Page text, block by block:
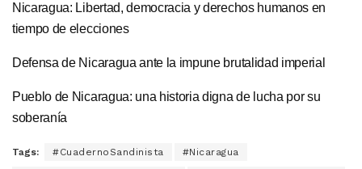
Nicaragua: Libertad, democracia y derechos humanos en
tiempo de elecciones
Defensa de Nicaragua ante la impune brutalidad imperial
Pueblo de Nicaragua: una historia digna de lucha por su
soberanía
Tags: #CuadernoSandinista #Nicaragua